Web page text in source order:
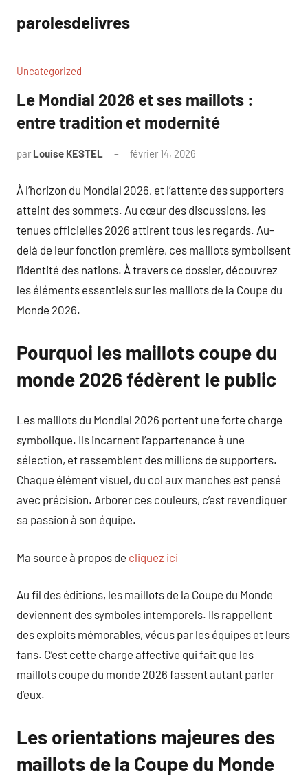
contenu
parolesdelivres
Uncategorized
Le Mondial 2026 et ses maillots :
entre tradition et modernité
par Louise KESTEL février 14, 2026
À l’horizon du Mondial 2026, et l’attente des supporters
atteint des sommets. Au cœur des discussions, les
tenues officielles 2026 attirent tous les regards. Au-
delà de leur fonction première, ces maillots symbolisent
l’identité des nations. À travers ce dossier, découvrez
les éléments essentiels sur les maillots de la Coupe du
Monde 2026.
Pourquoi les maillots coupe du
monde 2026 fédèrent le public
Les maillots du Mondial 2026 portent une forte charge
symbolique. Ils incarnent l’appartenance à une
sélection, et rassemblent des millions de supporters.
Chaque élément visuel, du col aux manches est pensé
avec précision. Arborer ces couleurs, c’est revendiquer
sa passion à son équipe.
Ma source à propos de cliquez ici
Au fil des éditions, les maillots de la Coupe du Monde
deviennent des symboles intemporels. Ils rappellent
des exploits mémorables, vécus par les équipes et leurs
fans. C’est cette charge affective qui fait que les
maillots coupe du monde 2026 fassent autant parler
d’eux.
Les orientations majeures des
maillots de la Coupe du Monde